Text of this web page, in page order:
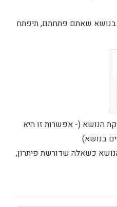
בנושא שאתם פתחתם, תיפתח
הנושא (- אפשרות זו היא
בנושא)
כשאלה שדורשת פיתרון,